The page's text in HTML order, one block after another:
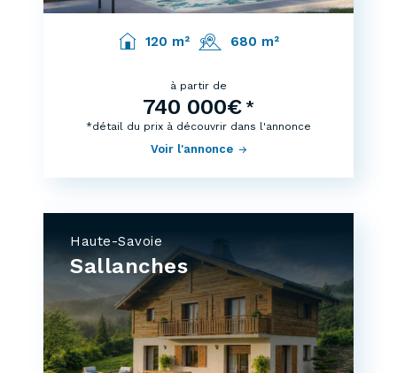
120 m² 680 m²
à partir de
740 000€ *
Voir l'annonce
*détail du prix à découvrir dans l'annonce
Haute-Savoie
Sallanches